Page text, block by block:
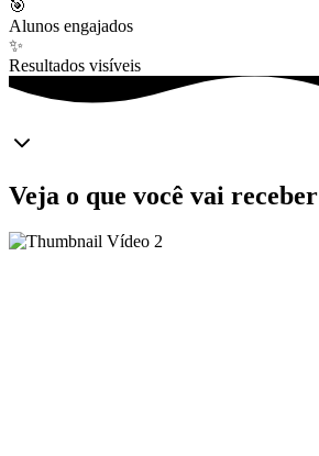
🎯
Alunos engajados
✨
Resultados visíveis
Veja o que você vai receber